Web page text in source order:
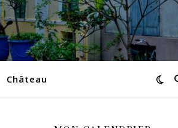
Château